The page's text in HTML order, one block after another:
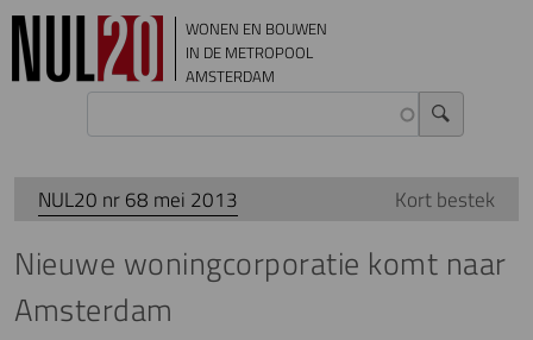
Overslaan en naar de inhoud gaan
WONEN EN BOUWEN
IN DE METROPOOL
AMSTERDAM
NUL20 nr 68 mei 2013 Kort bestek
Nieuwe woningcorporatie komt naar
Amsterdam